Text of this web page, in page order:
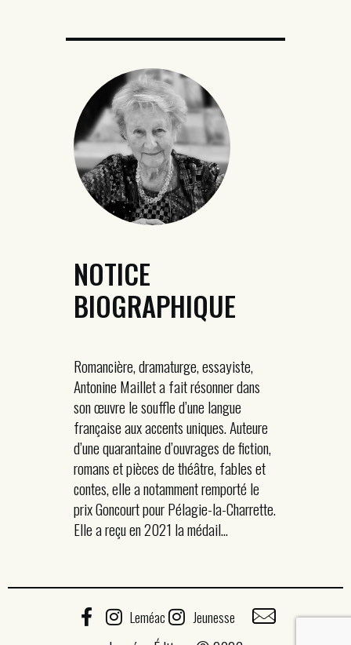
NOTICE
BIOGRAPHIQUE
Romancière, dramaturge, essayiste,
Antonine Maillet a fait résonner dans
son œuvre le souffle d’une langue
française aux accents uniques. Auteure
d’une quarantaine d’ouvrages de fiction,
romans et pièces de théâtre, fables et
contes, elle a notamment remporté le
prix Goncourt pour Pélagie-la-Charrette.
Elle a reçu en 2021 la médail...
Leméac Jeunesse